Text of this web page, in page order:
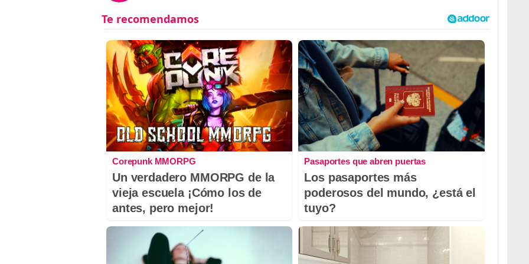
Corepunk MMORPG
Un verdadero MMORPG de la
vieja escuela ¡Cómo los de
antes, pero mejor!
Pasaportes que abren puertas
Los pasaportes más
poderosos del mundo, ¿está el
tuyo?